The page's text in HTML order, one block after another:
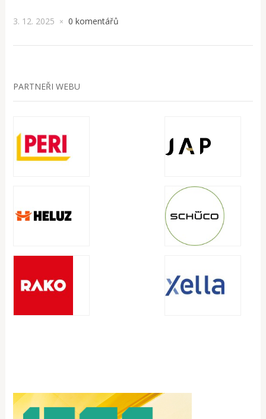
3. 12. 2025 × 0 komentářů
PARTNEŘI WEBU